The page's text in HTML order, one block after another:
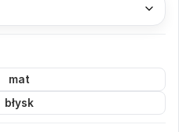
mat
błysk